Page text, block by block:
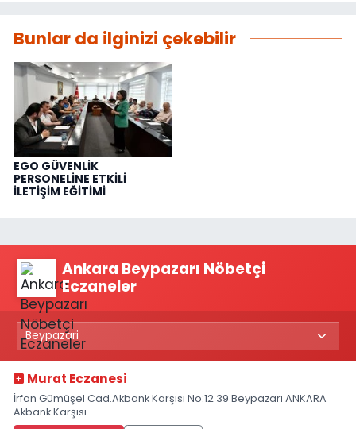
Bunlar da ilginizi çekebilir
EGO GÜVENLİK
PERSONELİNE ETKİLİ
İLETİŞİM EĞİTİMİ
Ankara Beypazarı Nöbetçi
Eczaneler
Murat Eczanesi
İrfan Gümüşel Cad.Akbank Karşısı No:12 39 Beypazarı ANKARA
Akbank Karşısı